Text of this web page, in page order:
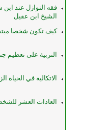
فقه النوازل عند
الشيخ ابن عقيل
كيف تكون شخصا
التربية على تعظيم
الاتكالية في الحياة
العادات العشر